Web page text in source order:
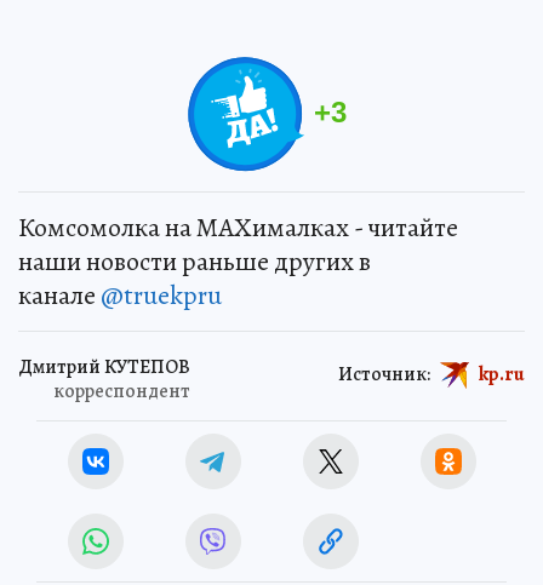
+3
Комсомолка на MAXималках - читайте
наши новости раньше других в
канале @truekpru
Дмитрий КУТЕПОВ
корреспондент
Источник: kp.ru